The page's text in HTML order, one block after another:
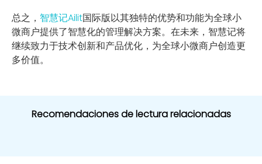
总之， 智慧记Ailit国际版以其独特的优势和功能为全球小
微商户提供了智慧化的管理解决方案。在未来，智慧记将
继续致力于技术创新和产品优化，为全球小微商户创造更
多价值。
Recomendaciones de lectura relacionadas